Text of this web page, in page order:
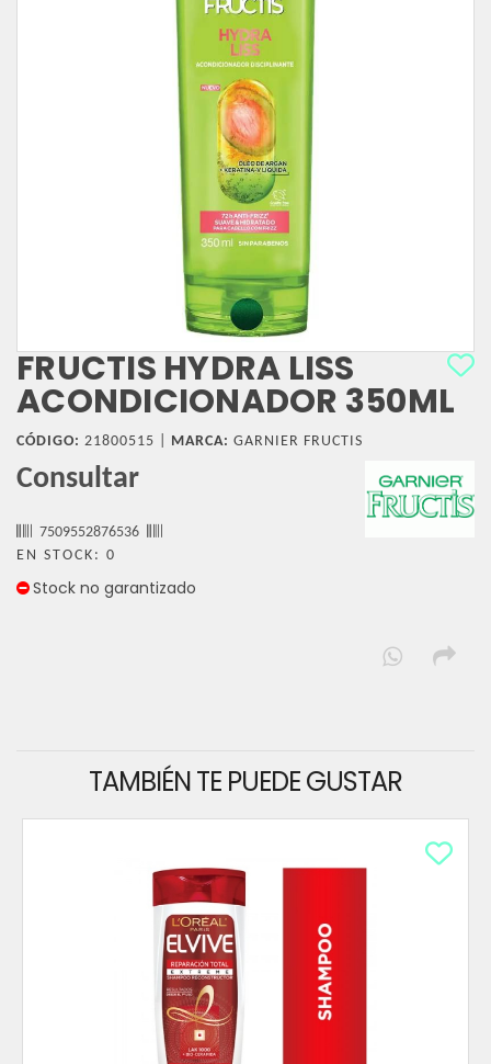
FRUCTIS HYDRA LISS
ACONDICIONADOR 350ML
CÓDIGO: 21800515 | MARCA: GARNIER FRUCTIS
Consultar
7509552876536
EN STOCK: 0
Stock no garantizado
TAMBIÉN TE PUEDE GUSTAR